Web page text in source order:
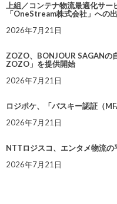
上組／コンテナ物流最適化サー
「OneStream株式会社」への
2026年7月21日
ZOZO、BONJOUR SAGANの
ZOZO」を提供開始
2026年7月21日
ロジポケ、「パスキー認証（
2026年7月21日
NTTロジスコ、エンタメ物流
2026年7月21日